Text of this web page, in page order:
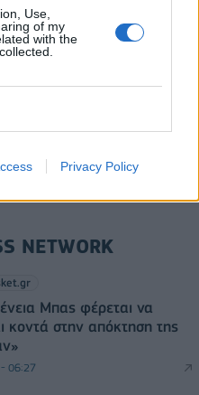
Use,
of my
with the
Privacy Policy
Πού βρίσκεται η
μετάβαση
NETWORK
Μπας φέρεται να
κοντά στην απόκτηση της
06:27